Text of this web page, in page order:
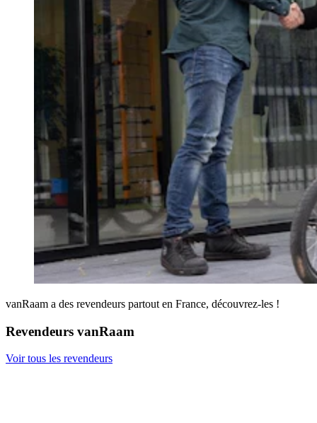
vanRaam a des revendeurs partout en France, découvrez-les !
Revendeurs vanRaam
Voir tous les revendeurs